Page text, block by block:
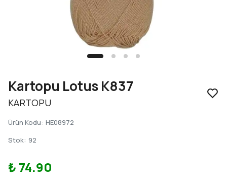
Kartopu Lotus K837
KARTOPU
Ürün Kodu: HE08972
Stok: 92
₺ 74.90